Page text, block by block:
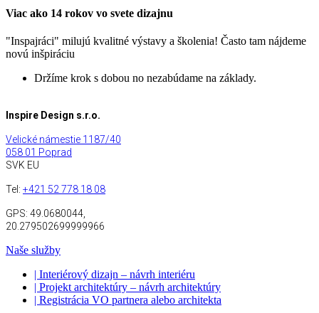
Viac ako 14 rokov vo svete dizajnu
"Inspajráci" milujú kvalitné výstavy a školenia! Často tam nájdeme
novú inšpiráciu
Držíme krok s dobou no nezabúdame na základy.
Inspire Design s.r.o.
Velické námestie 1187/40
058 01 Poprad
SVK EU
Tel: +421 52 778 18 08
GPS: 49.0680044,
20.279502699999966
Naše služby
| Interiérový dizajn – návrh interiéru
| Projekt architektúry – návrh architektúry
| Registrácia VO partnera alebo architekta